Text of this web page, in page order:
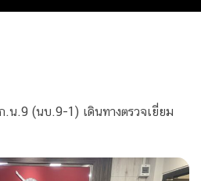
น.9 (นบ.9-1) เดินทางตรวจเยี่ยม